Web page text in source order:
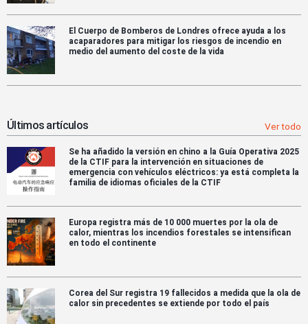
El Cuerpo de Bomberos de Londres ofrece ayuda a los
acaparadores para mitigar los riesgos de incendio en
medio del aumento del coste de la vida
Últimos artículos Ver todo
Se ha añadido la versión en chino a la Guía Operativa 2025
de la CTIF para la intervención en situaciones de
emergencia con vehículos eléctricos: ya está completa la
familia de idiomas oficiales de la CTIF
Europa registra más de 10 000 muertes por la ola de
calor, mientras los incendios forestales se intensifican
en todo el continente
Corea del Sur registra 19 fallecidos a medida que la ola de
calor sin precedentes se extiende por todo el país